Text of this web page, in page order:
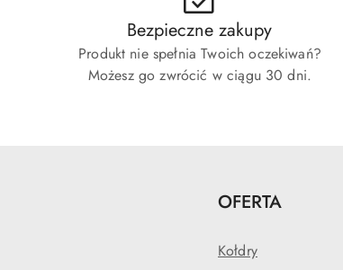
Bezpieczne zakupy
Produkt nie spełnia Twoich oczekiwań?
Możesz go zwrócić w ciągu 30 dni.
OFERTA
Kołdry